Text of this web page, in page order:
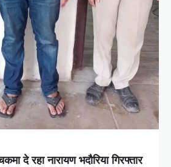
दे रहा नारायण भदौरिया गिरफ्तार